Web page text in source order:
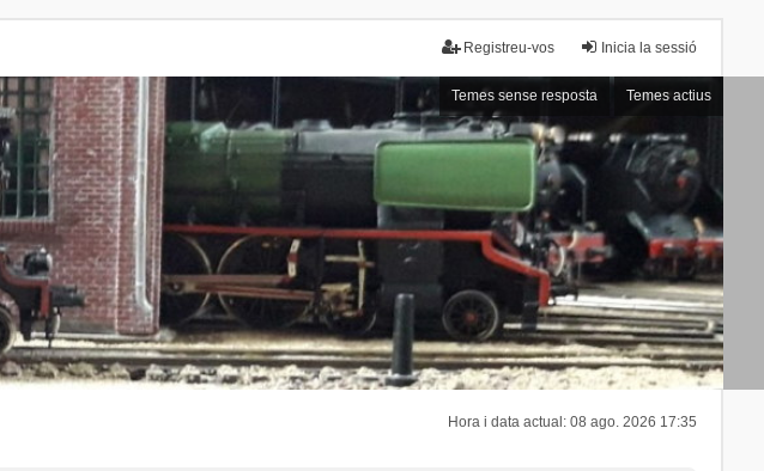
Inicia la sessió
Registreu-vos
Temes sense resposta Temes actius
Hora i data actual: 08 ago. 2026 17:35